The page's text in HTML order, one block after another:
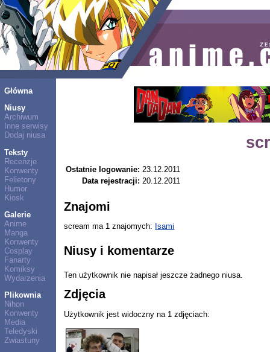
Główna
Niusy
Archiwum
Inne serwisy
Dodaj niusa
Teksty
Recenzje
Konwenty
Felietony
Humor
Kiosk
Galerie
Anime
Manga
Konwenty
Cosplay
Fanarty
Komiksy
Wydarzenia
Plikownia
Nihon
Konwenty
Media
Teledyski
Zwiastuny
Ostatnie logowanie: 23.12.2011
Data rejestracji: 20.12.2011
Znajomi
scream ma 1 znajomych: Isami
Niusy i komentarze
Ten użytkownik nie napisał jeszcze żadnego niusa.
Zdjęcia
Użytkownik jest widoczny na 1 zdjęciach: